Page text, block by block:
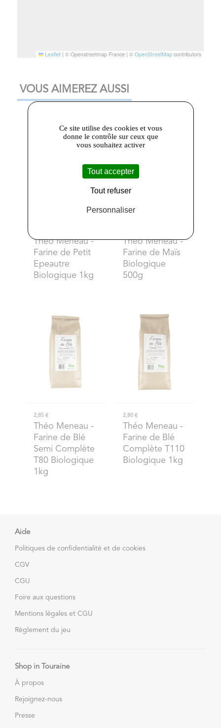
Leaflet | © Openstreetmap France | © OpenStreetMap contributors
VOUS AIMEREZ AUSSI
Théo Meneau-
Farine de Petit
Epeautre
Biologique 1kg
Théo Meneau-
Farine de Maïs
Biologique
500g
2,85 €
Théo Meneau -
Farine de Blé
Semi Complète
T80 Biologique
1kg
2,80 €
Théo Meneau -
Farine de Blé
Complète T110
Biologique 1kg
Aide
Politiques de confidentialité et de cookies
CGV
CGU
Foire aux questions
Mentions légales et CGU
Règlement du jeu
Shop in Touraine
À propos
Rejoignez-nous
Presse
Ce site utilise des cookies et vous
donne le contrôle sur ceux que
vous souhaitez activer
Tout accepter
Tout refuser
Personnaliser